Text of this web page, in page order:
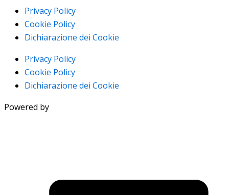
Privacy Policy
Cookie Policy
Dichiarazione dei Cookie
Privacy Policy
Cookie Policy
Dichiarazione dei Cookie
Powered by